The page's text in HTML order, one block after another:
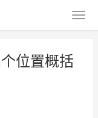
位置概括